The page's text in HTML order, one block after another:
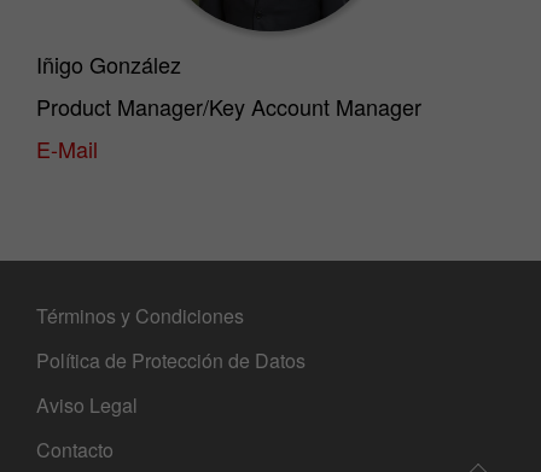
Iñigo González
Product Manager/Key Account Manager
E-Mail
Términos y Condiciones
Política de Protección de Datos
Aviso Legal
Contacto